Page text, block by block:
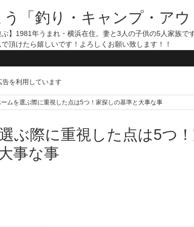
「釣り・キャンプ・アウ
ぶ】1981年うまれ・横浜在住。妻と3人の子供の5人家族で
頂けたら嬉しいです！よろしくお願い致します！！
を利用しています
ムを選ぶ際に重視した点は5つ！家探しの基準と大事な事
ぶ際に重視した点は5つ
事な事